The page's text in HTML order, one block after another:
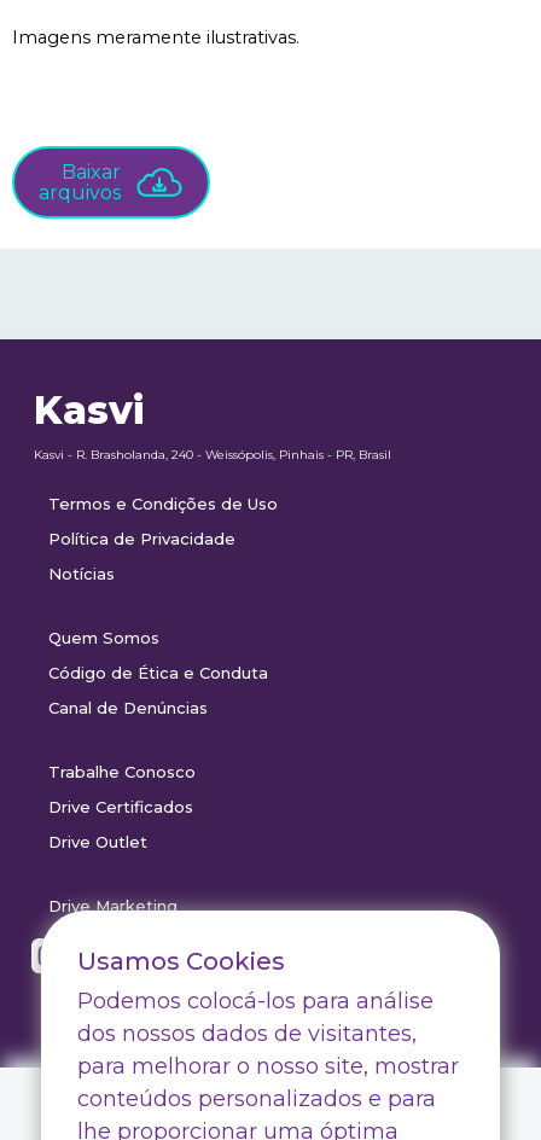
Faça login para ver o
Imagens meramente ilustrativas.
Baixar
arquivos
Kasvi
Kasvi - R. Brasholanda, 240 - Weissópolis, Pinhais - PR, Brasil
Termos e Condições de Uso
Política de Privacidade
Notícias
Quem Somos
Código de Ética e Conduta
Canal de Denúncias
Trabalhe Conosco
Drive Certificados
Drive Outlet
Drive Marketing
Usamos Cookies
Podemos colocá-los para análise
dos nossos dados de visitantes,
para melhorar o nosso site, mostrar
conteúdos personalizados e para
lhe proporcionar uma óptima